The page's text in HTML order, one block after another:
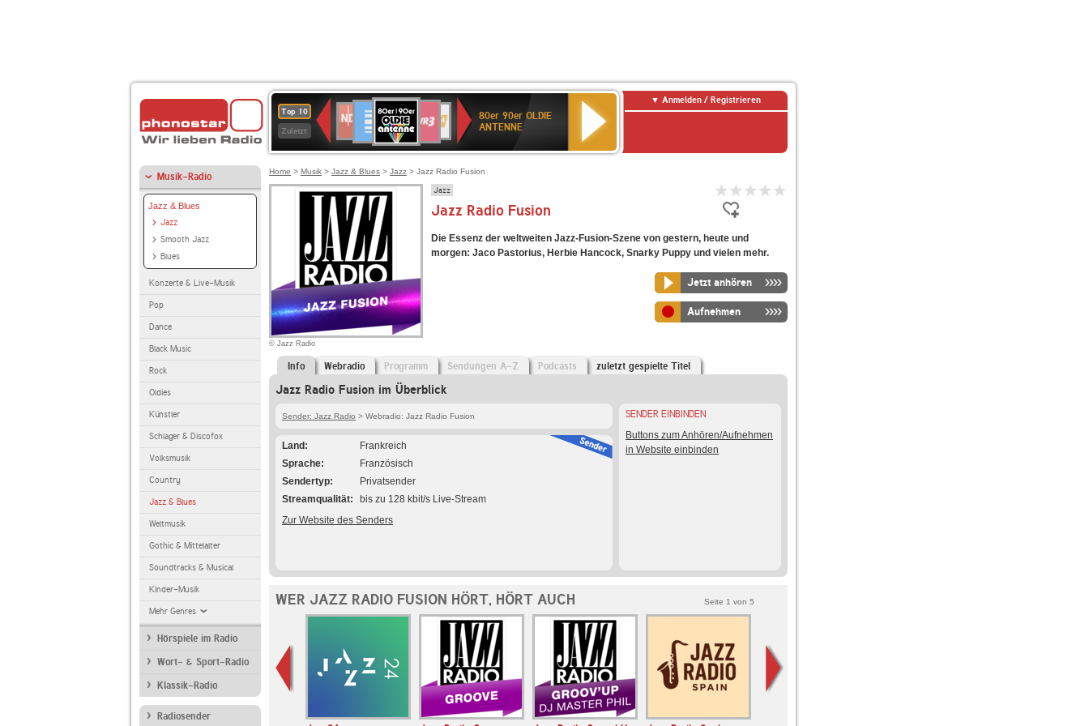
Top 10
Zuletzt
Deutschlandfunk
80er
90er
OLDIE
ANTENNE
SWR3
SWR
Kultur
NDR
2
80er 90er OLDIE
ANTENNE
Anmelden / Registrieren
Musik-Radio
Jazz & Blues
Jazz
Smooth Jazz
Blues
Konzerte & Live-Musik
Pop
Dance
Black Music
Rock
Oldies
Künstler
Schlager & Discofox
Volksmusik
Country
Jazz & Blues
Weltmusik
Gothic & Mittelalter
Soundtracks & Musical
Kinder-Musik
Mehr Genres
Hörspiele im Radio
Wort- & Sport-Radio
Klassik-Radio
Radiosender
Home > Musik > Jazz & Blues > Jazz > Jazz Radio Fusion
© Jazz Radio
Jazz
Jazz Radio Fusion
Die Essenz der weltweiten Jazz-Fusion-Szene von gestern, heute und
morgen: Jaco Pastorius, Herbie Hancock, Snarky Puppy und vielen mehr.
Jetzt anhören
Aufnehmen
Info Webradio Programm Sendungen A-Z Podcasts zuletzt gespielte Titel
Jazz Radio Fusion im Überblick
Sender: Jazz Radio > Webradio: Jazz Radio Fusion
Land
Frankreich
Sprache
Französisch
Sendertyp
Privatsender
Streamqualität
bis zu 128 kbit/s Live-Stream
Zur Website des Senders
SENDER EINBINDEN
Buttons zum Anhören/Aufnehmen
in Website einbinden
WER JAZZ RADIO FUSION HÖRT, HÖRT AUCH Seite 1 von 5